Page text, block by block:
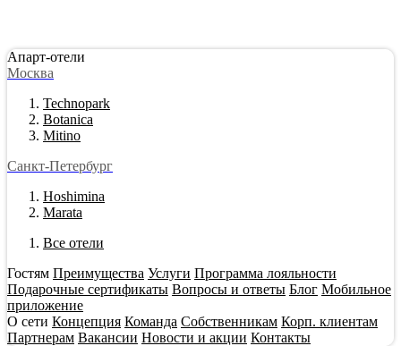
Апарт-отели
Москва
Technopark
Botanica
Mitino
Санкт-Петербург
Hoshimina
Marata
Все отели
Гостям Преимущества Услуги Программа лояльности
Подарочные сертификаты Вопросы и ответы Блог Мобильное
приложение
О сети Концепция Команда Собственникам Корп. клиентам
Партнерам Вакансии Новости и акции Контакты